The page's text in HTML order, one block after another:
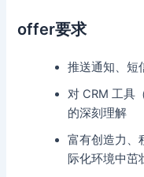
offer要求
推送通知、短
对 CRM 工具
的深刻理解
富有创造力、
际化环境中茁